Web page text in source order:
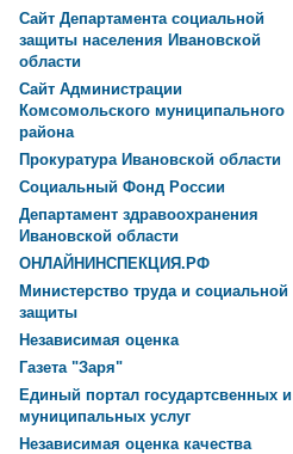
Сайт Департамента социальной
защиты населения Ивановской
области
Сайт Администрации
Комсомольского муниципального
района
Прокуратура Ивановской области
Социальный Фонд России
Департамент здравоохранения
Ивановской области
ОНЛАЙНИНСПЕКЦИЯ.РФ
Министерство труда и социальной
защиты
Независимая оценка
Газета "Заря"
Единый портал государтсвенных и
муниципальных услуг
Независимая оценка качества